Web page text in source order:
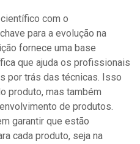
com o
para a evolução na
fornece uma base
que ajuda os profissionais
por trás das técnicas. Isso
produto, mas também
de produtos.
garantir que estão
cada produto, seja na